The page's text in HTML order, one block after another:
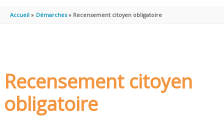
PRINCIPAL
Accueil Démarches Recensement citoyen obligatoire
Recensement citoyen
obligatoire